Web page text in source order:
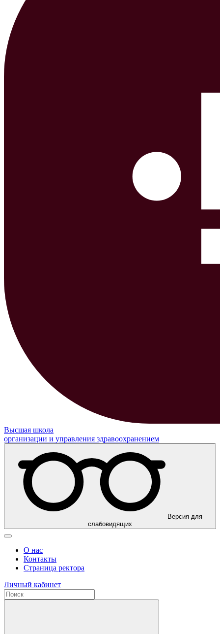
Высшая школа
организации и управления здравоохранением
Версия для
слабовидящих
О нас
Контакты
Страница ректора
Личный кабинет